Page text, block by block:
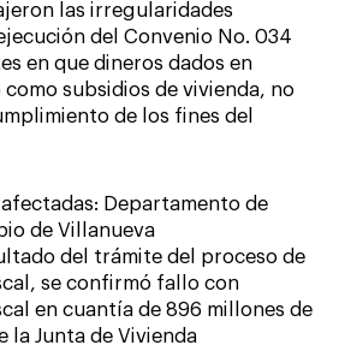
las irregularidades
del Convenio No. 034
en que dineros dados en
subsidios de vivienda, no
de los fines del
Departamento de
de Villanueva
del trámite del proceso de
se confirmó fallo con
en cuantía de 896 millones de
la Junta de Vivienda